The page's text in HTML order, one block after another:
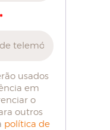
*
usados
em
o
outros
política de